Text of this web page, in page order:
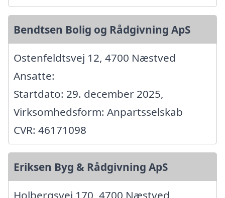
Bendtsen Bolig og Rådgivning ApS
Ostenfeldtsvej 12, 4700 Næstved
Ansatte:
Startdato: 29. december 2025,
Virksomhedsform: Anpartsselskab
CVR: 46171098
Eriksen Byg & Rådgivning ApS
Holbergsvej 170, 4700 Næstved